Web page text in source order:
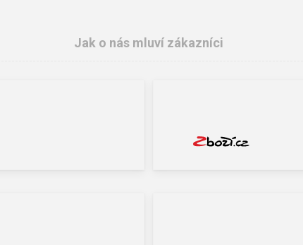
Jak o nás mluví zákazníci